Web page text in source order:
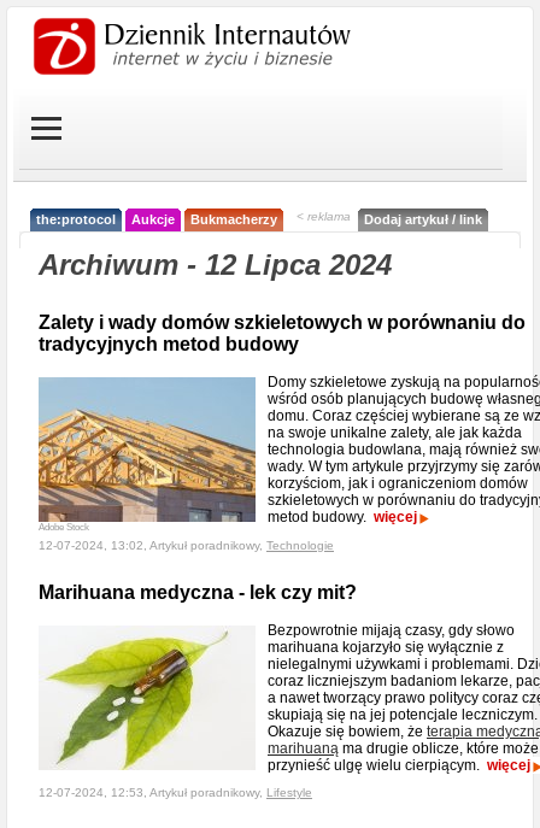
the:protocol Aukcje Bukmacherzy < reklama Dodaj artykuł / link
Archiwum - 12 Lipca 2024
Zalety i wady domów szkieletowych w porównaniu do
tradycyjnych metod budowy
Adobe Stock
Domy szkieletowe zyskują na
wśród osób planujących budowę
domu. Coraz częściej wybierane są ze
na swoje unikalne zalety, ale jak każda
technologia budowlana, mają również
wady. W tym artykule przyjrzymy się
korzyściom, jak i ograniczeniom domów
szkieletowych w porównaniu do
metod budowy. więcej
12-07-2024, 13:02, Artykuł poradnikowy, Technologie
Marihuana medyczna - lek czy mit?
Bezpowrotnie mijają czasy, gdy słowo
marihuana kojarzyło się wyłącznie z
nielegalnymi używkami i problemami.
coraz liczniejszym badaniom lekarze,
a nawet tworzący prawo politycy coraz
skupiają się na jej potencjale leczniczym.
Okazuje się bowiem, że terapia
marihuaną ma drugie oblicze, które może
przynieść ulgę wielu cierpiącym. więcej
12-07-2024, 12:53, Artykuł poradnikowy, Lifestyle